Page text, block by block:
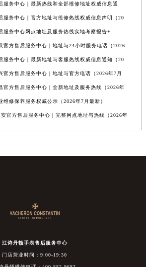
服务中心｜最新热线和全部维修地址权威信息通
服务中心｜官方地址与维修热线权威信息声明（20
服务中心网点地址及服务热线实地考察报告+
官方售后服务中心｜地址与24小时服务电话（2026
服务中心｜最新地址与客服热线权威信息通知（20
官方售后服务中心｜地址与官方电话（2026年7月
官方售后服务中心｜全新地址及服务热线（2026年
维修保养服务权威公示（2026年7月最新）
官方售后服务中心｜完整网点地址与热线（2026年
江诗丹顿手表售后服务中心
门店营业时间：9:00-19:30